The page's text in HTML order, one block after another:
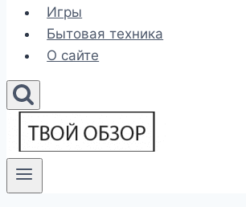
Игры
Бытовая техника
О сайте